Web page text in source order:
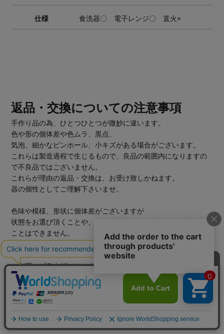
仕様 食洗器〇 電子レンジ〇 直火×
返品・交換についての注意事項
手作り品の為、ひとつひとつが微妙に違います。
色や形の個体差や色ムラ、黒点、
気泡、細かなピンホール、小キズがある場合がございます。
これらは製造過程で生じるもので、良品の範囲内になりますの
で不良品ではございません。
これらが理由の返品・交換は、お受け致しかねます。
器の個性としてご理解下さいませ。
色味や模様、形状に個体差がございますが
状態をお選び頂くことや、複数ご注文頂いた場合に色を揃える
ことはできません。
あらかじめご了承下さいませ。
ご利用のブラウザ、モニターの性能、設定により
商品の色、素材感等につきましては、
現物と若干の違いが出る場合がございます。
こちらもあらかじめご了承くださいませ。